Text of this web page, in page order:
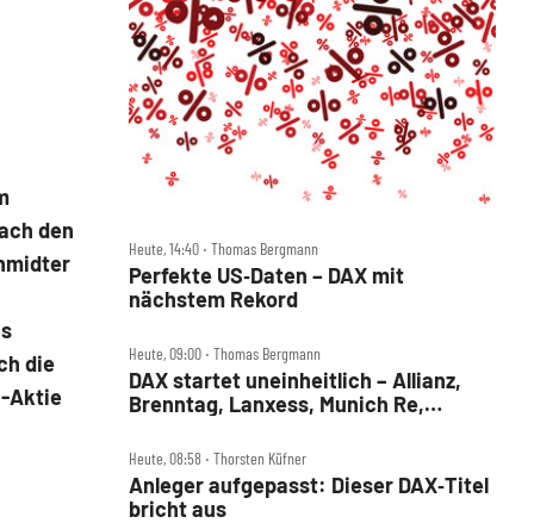
den
die
Aktie
Heute, 14:40 ‧ Thomas Bergmann
Perfekte US‑Daten – DAX mit
nächstem Rekord
Heute, 09:00 ‧ Thomas Bergmann
DAX startet uneinheitlich – Allianz,
Brenntag, Lanxess, Munich Re,
Heute, 08:58 ‧ Thorsten Küfner
Anleger aufgepasst: Dieser DAX‑Titel
bricht aus